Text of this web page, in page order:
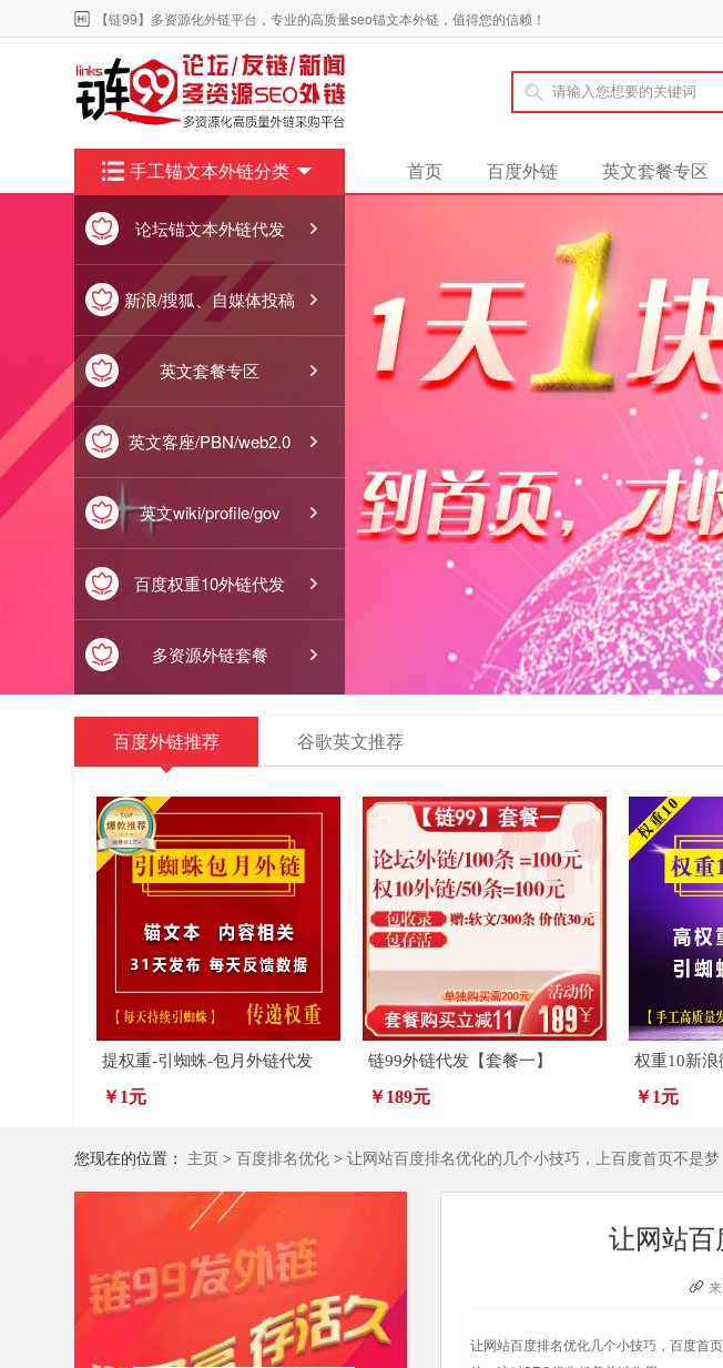
【链99】多资源化外链平台，专业的高质量seo锚文本外链，值得您的信赖！
首页 百度外链 英文套餐专区
手工锚文本外链分类
论坛锚文本外链代发 
新浪/搜狐、自媒体投稿 
英文套餐专区 
英文客座/PBN/web2.0 
英文wiki/profile/gov 
百度权重10外链代发 
多资源外链套餐 
●
百度外链推荐 谷歌英文推荐
提权重-引蜘蛛-包月外链代发
￥1元
链99外链代发【套餐一】
￥189元
权重10新
￥1元
您现在的位置： 主页 > 百度排名优化 > 让网站百度排名优化的几个小技巧，上百度首页不是梦
让网站
来
让网站百度排名优化几个小技巧，百度首